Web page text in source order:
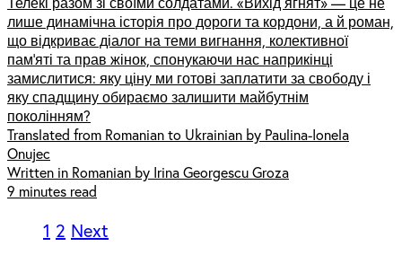
лише динамічна історія про дороги та кордони, а й роман,
що відкриває діалог на теми вигнання, колективної
пам’яті та прав жінок, спонукаючи нас наприкінці
замислитися: яку ціну ми готові заплатити за свободу і
яку спадщину обираємо залишити майбутнім
поколінням?
Translated from Romanian to Ukrainian by Paulina-Ionela
Onujec
Written in Romanian by Irina Georgescu Groza
9 minutes read
1 2 Next